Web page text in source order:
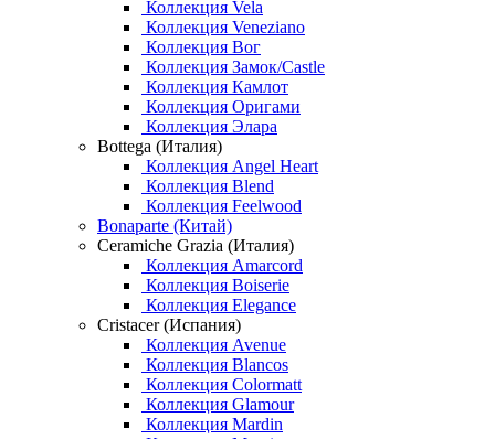
Коллекция Vela
Коллекция Veneziano
Коллекция Вог
Коллекция Замок/Castle
Коллекция Камлот
Коллекция Оригами
Коллекция Элара
Bottega (Италия)
Коллекция Angel Heart
Коллекция Blend
Коллекция Feelwood
Bonaparte (Китай)
Ceramiche Grazia (Италия)
Коллекция Amarcord
Коллекция Boiserie
Коллекция Elegance
Cristacer (Испания)
Коллекция Avenue
Коллекция Blancos
Коллекция Colormatt
Коллекция Glamour
Коллекция Mardin